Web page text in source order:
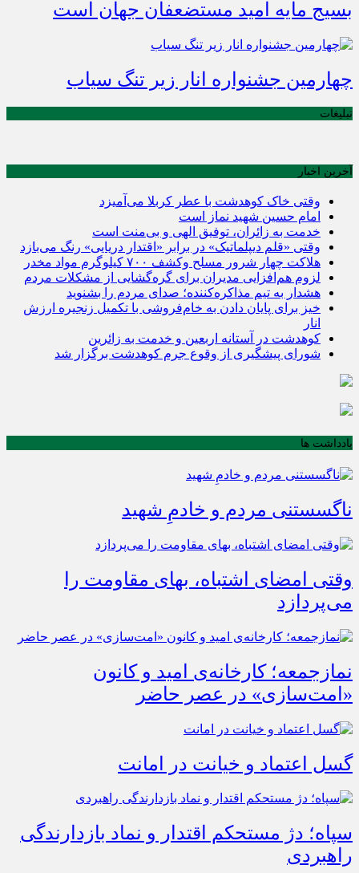
بسیج مایه امید مستضعفان جهان است
چهارمین جشنواره انار زیر تنگ سیاب
تبلیغات
آخرین اخبار
وقتی خاک کوهدشت با عطر کربلا می‌آمیزد
امام حسین شهید نماز است
خدمت به زائران، توفیق الهی و بی‌منت است
وقتی «قلم دیپلماتیک» در برابر «اقتدار دریایی» رنگ می‌بازد
هلاکت چهار شرور مسلح وکشف ۷۰۰ کیلوگرم مواد مخدر
لزوم هم‌افزایی مدیران برای گره‌گشایی از مشکلات مردم
هشدار به تیم مذاکره‌کننده؛ صدای مردم را بشنوید
خیز برای پایان دادن به خام‌فروشی با تکمیل زنجیره ارزش
انار
کوهدشت در آستانه اربعین و خدمت‌ به زائرین
شورای پیشگیری از وقوع جرم کوهدشت برگزار شد
یادداشت ها
ناگسستنی مردم و خادمِ شهید
وقتی امضای اشتباه، بهای مقاومت را
می‌پردازد
نمازجمعه؛ کارخانه‌ی امید و کانون
«امت‌سازی» در عصر حاضر
گسل اعتماد و خیانت در امانت
سپاه؛ دژ مستحکم اقتدار و نماد بازدارندگی
راهبردی